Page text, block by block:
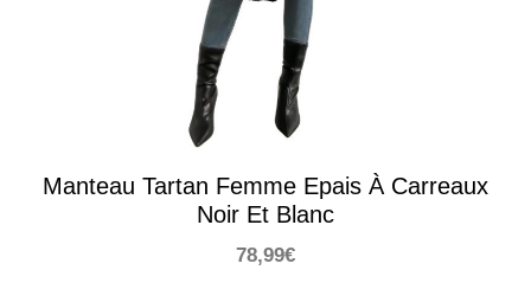
Manteau Tartan Femme Epais À Carreaux
Noir Et Blanc
78,99€